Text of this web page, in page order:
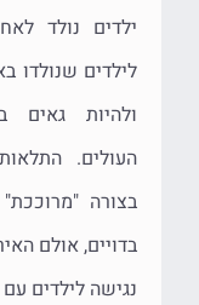
ילדים נולד
לילדים שנולדו
ולהיות גאים
העולים.
בצורה
בדויים, אולם
נגישה לילדים